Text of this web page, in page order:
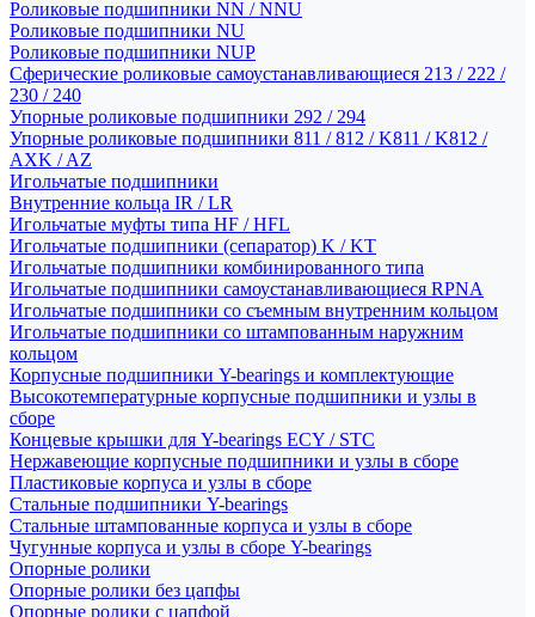
Роликовые подшипники NN / NNU
Роликовые подшипники NU
Роликовые подшипники NUP
Сферические роликовые самоустанавливающиеся 213 / 222 /
230 / 240
Упорные роликовые подшипники 292 / 294
Упорные роликовые подшипники 811 / 812 / K811 / K812 /
AXK / AZ
Игольчатые подшипники
Внутренние кольца IR / LR
Игольчатые муфты типа HF / HFL
Игольчатые подшипники (сепаратор) K / KT
Игольчатые подшипники комбинированного типа
Игольчатые подшипники самоустанавливающиеся RPNA
Игольчатые подшипники со съемным внутренним кольцом
Игольчатые подшипники со штампованным наружним
кольцом
Корпусные подшипники Y-bearings и комплектующие
Высокотемпературные корпусные подшипники и узлы в
сборе
Концевые крышки для Y-bearings ECY / STC
Нержавеющие корпусные подшипники и узлы в сборе
Пластиковые корпуса и узлы в сборе
Стальные подшипники Y-bearings
Стальные штампованные корпуса и узлы в сборе
Чугунные корпуса и узлы в сборе Y-bearings
Опорные ролики
Опорные ролики без цапфы
Опорные ролики с цапфой